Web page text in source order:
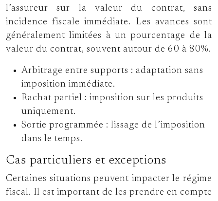
l’assureur sur la valeur du contrat, sans
incidence fiscale immédiate. Les avances sont
généralement limitées à un pourcentage de la
valeur du contrat, souvent autour de 60 à 80%.
Arbitrage entre supports : adaptation sans
imposition immédiate.
Rachat partiel : imposition sur les produits
uniquement.
Sortie programmée : lissage de l’imposition
dans le temps.
Cas particuliers et exceptions
Certaines situations peuvent impacter le régime
fiscal. Il est important de les prendre en compte